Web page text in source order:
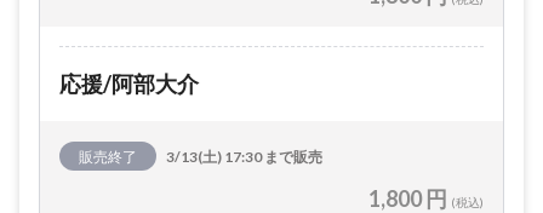
応援/阿部大介
販売終了 3/13(土) 17:30 まで販売
1,800 円 (税込)